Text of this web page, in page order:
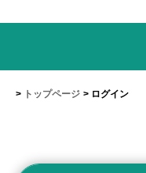
トップページ ログイン